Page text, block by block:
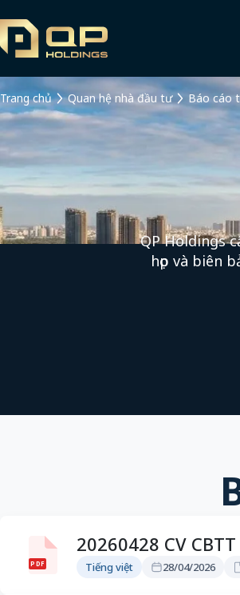
Trang chủ Quan hệ nhà đầu tư Báo cáo
QP Holdings
họp và biên
PDF
20260428 CV
Tiếng việt 28/04/2026